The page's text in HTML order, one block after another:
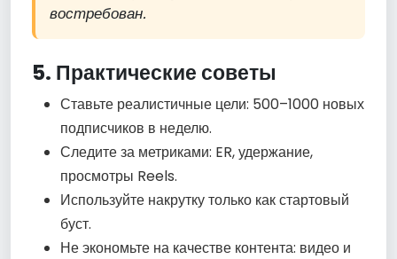
востребован.
5. Практические советы
Ставьте реалистичные цели: 500–1000 новых
подписчиков в неделю.
Следите за метриками: ER, удержание,
просмотры Reels.
Используйте накрутку только как стартовый
буст.
Не экономьте на качестве контента: видео и